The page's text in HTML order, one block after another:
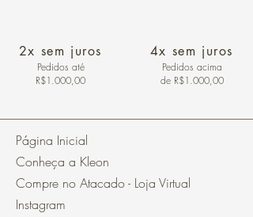
2x sem juros
Pedidos até
R$1.000,00
4x sem juros
Pedidos acima
de R$1.000,00
Página Inicial
Conheça a Kleon
Compre no Atacado - Loja Virtual
Instagram